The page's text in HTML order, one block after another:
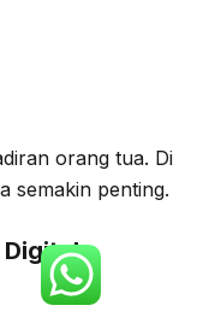
orang tua. Di
semakin penting.
Digital